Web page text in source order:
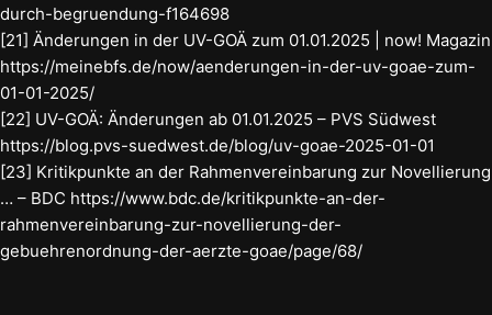
durch-begruendung-f164698
[21] Änderungen in der UV-GOÄ zum 01.01.2025 | now! Magazin
https://meinebfs.de/now/aenderungen-in-der-uv-goae-zum-
01-01-2025/
[22] UV-GOÄ: Änderungen ab 01.01.2025 – PVS Südwest
https://blog.pvs-suedwest.de/blog/uv-goae-2025-01-01
[23] Kritikpunkte an der Rahmenvereinbarung zur Novellierung
… – BDC https://www.bdc.de/kritikpunkte-an-der-
rahmenvereinbarung-zur-novellierung-der-
gebuehrenordnung-der-aerzte-goae/page/68/